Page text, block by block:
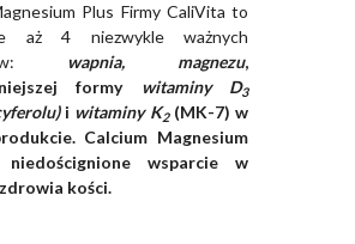
Plus Firmy CaliVita to
aż 4 niezwykle ważnych
wapnia, magnezu,
formy witaminy D3
i witaminy K2(MK-7) w
Calcium Magnesium
niedoścignione wsparcie w
kości.